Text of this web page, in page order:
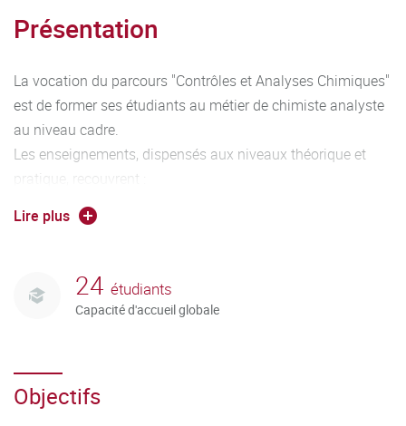
Présentation
La vocation du parcours "Contrôles et Analyses Chimiques"
est de former ses étudiants au métier de chimiste analyste
au niveau cadre.
Les enseignements, dispensés aux niveaux théorique et
pratique, recouvrent :
- disciplines fondamentales de la chimie (organique,
inorganique, matériaux, chimiométrie)
- matières en relation avec le monde de l’entreprise
- analyse spécialisée à la pharmacie, l’agroalimentaire et
entreprise, d’une durée minimale de 4 à 8 mois
Lire plus
24 étudiants
Capacité d'accueil globale
Objectifs